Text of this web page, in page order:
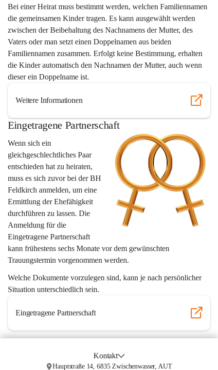
Bei einer Heirat muss bestimmt werden, welchen Familiennamen
die gemeinsamen Kinder tragen. Es kann ausgewählt werden
zwischen der Beibehaltung des Nachnamens der Mutter, des
Vaters oder man setzt einen Doppelnamen aus beiden
Familiennamen zusammen. Erfolgt keine Bestimmung, erhalten
die Kinder automatisch den Nachnamen der Mutter, auch wenn
dieser ein Doppelname ist.
Weitere Informationen
Eingetragene Partnerschaft
Wenn sich ein
gleichgeschlechtliches Paar
entschieden hat zu heiraten,
muss es sich zuvor bei der BH
Feldkirch anmelden, um eine
Ermittlung der Ehefähigkeit
durchführen zu lassen. Die
Anmeldung für die
Eingetragene Partnerschaft
kann frühestens sechs Monate vor dem gewünschten
Trauungstermin vorgenommen werden.
Welche Dokumente vorzulegen sind, kann je nach persönlicher
Situation unterschiedlich sein.
Eingetragene Partnerschaft
Kontakt
Hauptstraße 14, 6835 Zwischenwasser, AUT